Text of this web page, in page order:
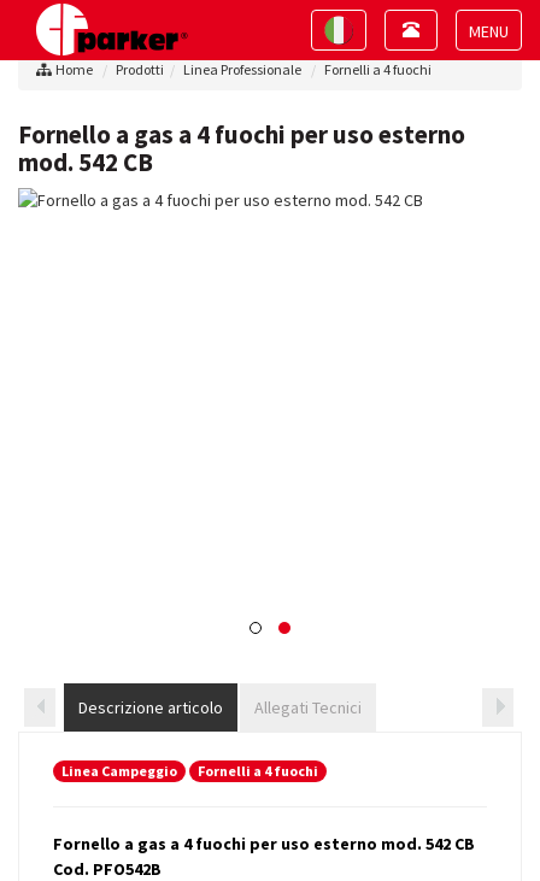
Toggle
Toggle
navigation
Toggle
navigation
Home Prodotti Linea Professionale Fornelli a 4 fuochi
Fornello a gas a 4 fuochi per uso esterno
mod. 542 CB
Descrizione articolo Allegati Tecnici
Linea Campeggio Fornelli a 4 fuochi
Fornello a gas a 4 fuochi per uso esterno mod. 542 CB
Cod. PFO542B